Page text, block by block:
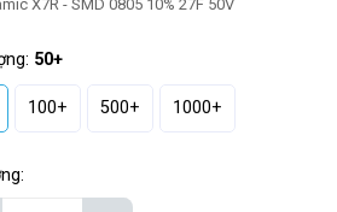
X7R - SMD 0805 10% 27F 50V
50+
100+ 500+ 1000+